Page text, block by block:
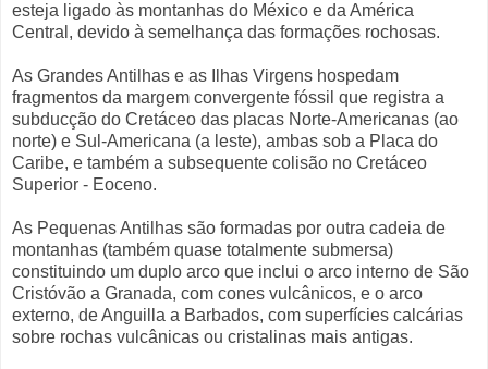
esteja ligado às montanhas do México e da América
Central, devido à semelhança das formações rochosas.
As Grandes Antilhas e as Ilhas Virgens hospedam
fragmentos da margem convergente fóssil que registra a
subducção do Cretáceo das placas Norte-Americanas (ao
norte) e Sul-Americana (a leste), ambas sob a Placa do
Caribe, e também a subsequente colisão no Cretáceo
Superior - Eoceno.
As Pequenas Antilhas são formadas por outra cadeia de
montanhas (também quase totalmente submersa)
constituindo um duplo arco que inclui o arco interno de São
Cristóvão a Granada, com cones vulcânicos, e o arco
externo, de Anguilla a Barbados, com superfícies calcárias
sobre rochas vulcânicas ou cristalinas mais antigas.